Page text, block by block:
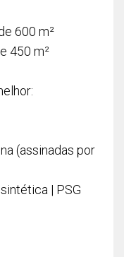
600 m²
450 m²
(assinadas por
| PSG